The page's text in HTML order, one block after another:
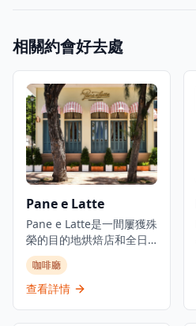
相關約會好去處
Pane e Latte
Pane e Latte是一間屢獲殊
榮的目的地烘焙店和全日
餐廳，位於赤柱海岸。這
間由Pirata Group經營的
優雅意式咖啡廳，設計感
咖啡廳
查看詳情